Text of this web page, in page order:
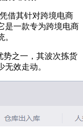
借其针对跨境电商
是一款专为跨境电商
势之一，其波次拣货
效走动。